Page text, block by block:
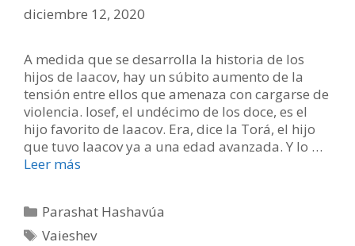
diciembre 12, 2020
A medida que se desarrolla la historia de los
hijos de Iaacov, hay un súbito aumento de la
tensión entre ellos que amenaza con cargarse de
violencia. Iosef, el undécimo de los doce, es el
hijo favorito de Iaacov. Era, dice la Torá, el hijo
que tuvo Iaacov ya a una edad avanzada. Y lo …
Leer más
Categorías
Parashat Hashavúa
Etiquetas
Vaieshev